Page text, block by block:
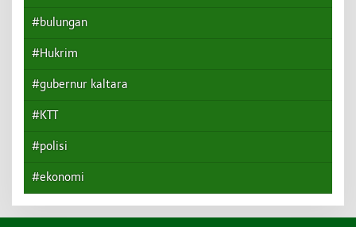
#bulungan
#Hukrim
#gubernur kaltara
#KTT
#polisi
#ekonomi